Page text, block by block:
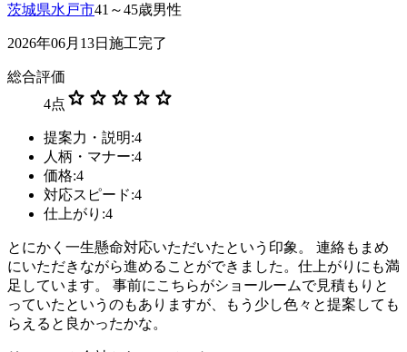
茨城県水戸市41～45歳男性
2026年06月13日施工完了
総合評価
4点 star star star star star
提案力・説明:4
人柄・マナー:4
価格:4
対応スピード:4
仕上がり:4
とにかく一生懸命対応いただいたという印象。 連絡もまめ
にいただきながら進めることができました。仕上がりにも満
足しています。 事前にこちらがショールームで見積もりと
っていたというのもありますが、もう少し色々と提案しても
らえると良かったかな。